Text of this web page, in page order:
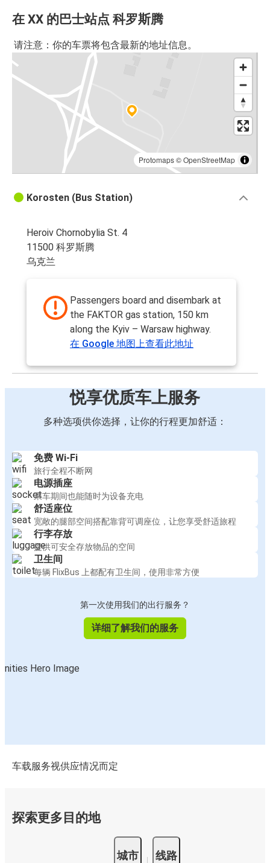
在 XX 的巴士站点 科罗斯腾
请注意：你的车票将包含最新的地址信息。
Protomaps©OpenStreetMap
Korosten (Bus Station)
Heroiv Chornobylia St. 4
11500 科罗斯腾
乌克兰
Passengers board and disembark at
the FAKTOR gas station, 150 km
along the Kyiv – Warsaw highway.
在 Google 地图上查看此地址
悦享优质车上服务
多种选项供你选择，让你的行程更加舒适：
免费 Wi-Fi
旅行全程不断网
电源插座
乘车期间也能随时为设备充电
舒适座位
宽敞的腿部空间搭配靠背可调座位，让您享受舒适旅程
行李存放
提供可安全存放物品的空间
卫生间
每辆 FlixBus 上都配有卫生间，使用非常方便
第一次使用我们的出行服务？
详细了解我们的服务
车载服务视供应情况而定
探索更多目的地
城市 线路